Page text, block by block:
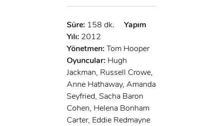
Süre: 158 dk.
Yapım
Yılı: 2012
Yönetmen: Tom Hooper
Oyuncular: Hugh
Jackman, Russell Crowe,
Anne Hathaway, Amanda
Seyfried, Sacha Baron
Cohen, Helena Bonham
Carter, Eddie Redmayne